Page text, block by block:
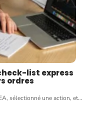
list express
ordres
sélectionné une action, et…